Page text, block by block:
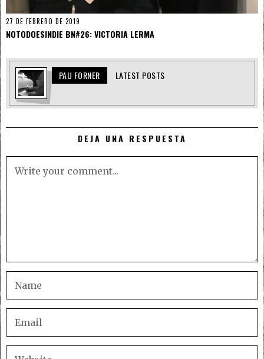
27 DE FEBRERO DE 2019
NOTODOESINDIE BN#26: VICTORIA LERMA
PAU FORNER LATEST POSTS
DEJA UNA RESPUESTA